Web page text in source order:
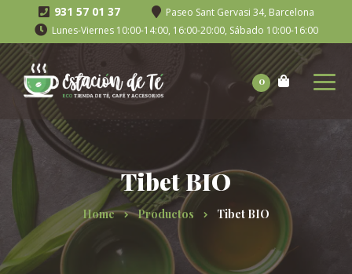
931 57 01 37
Paseo Sant Gervasi 34, Barcelona
Lunes-Viernes 10:00-14:00, 16:00-20:00, Sábado 10:00-16:00
0
Tibet BIO
Home Productos Tibet BIO